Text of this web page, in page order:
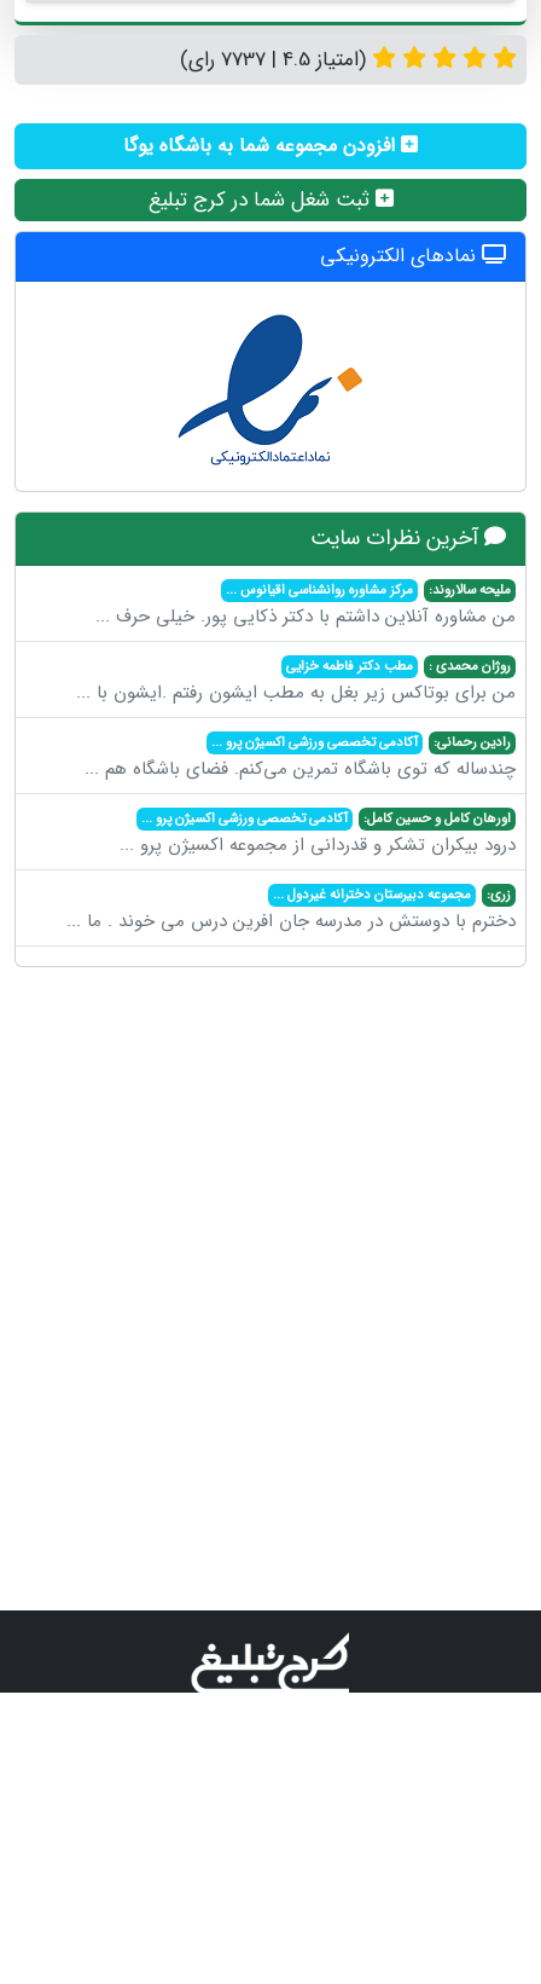
(امتیاز 4.5 | 7737 رای)
افزودن مجموعه شما به باشگاه یوگا
ثبت شغل شما در کرج تبلیغ
نمادهای الکترونیکی
آخرین نظرات سایت
ملیحه سالاروند: مرکز مشاوره روانشناسی اقیانوس...
من مشاوره آنلاین داشتم با دکتر ذکایی پور. خیلی حرف ...
روژان محمدی : مطب دکتر فاطمه خزایی
من برای بوتاکس زیر بغل به مطب ایشون رفتم .ایشون با ...
رادین رحمانی: آکادمی تخصصی ورزشی اکسیژن پرو...
چندساله که توی باشگاه تمرین می‌کنم. فضای باشگاه هم ...
اورهان کامل و حسین کامل: آکادمی تخصصی ورزشی اکسیژن پرو...
درود بیکران تشکر و قدردانی از مجموعه اکسیژن پرو ...
زری: مجموعه دبیرستان دخترانه غیردول...
دخترم با دوستش در مدرسه جان افرین درس می خوند . ما ...